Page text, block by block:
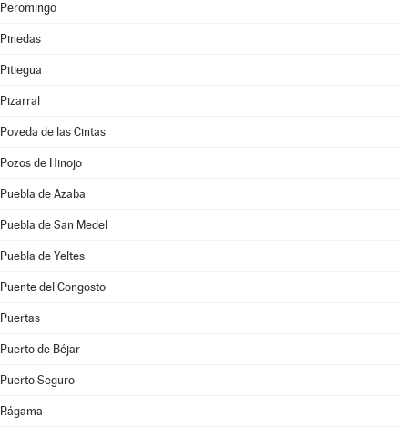
Peromingo
Pinedas
Pitiegua
Pizarral
Poveda de las Cintas
Pozos de Hinojo
Puebla de Azaba
Puebla de San Medel
Puebla de Yeltes
Puente del Congosto
Puertas
Puerto de Béjar
Puerto Seguro
Rágama